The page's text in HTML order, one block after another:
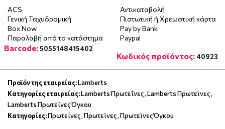
ACS
Γενική Ταχυδρομική
Box Now
Παραλαβή από το κατάστημα
Αντικαταβολή
Πιστωτική ή Χρεωστική κάρτα
Pay by Bank
Paypal
Barcode:5055148415402
Κωδικός προϊόντος: 40923
Προϊόν της εταιρείας:Lamberts
Κατηγορίες εταιρείας:Lamberts Πρωτεΐνες,Lamberts Πρωτεϊνες,
Lamberts Πρωτεϊνες Όγκου
Κατηγορίες:Πρωτεΐνες,Πρωτεϊνες,Πρωτεϊνες Όγκου